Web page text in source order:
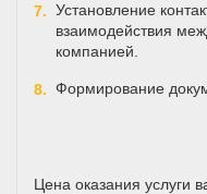
Установление
взаимодействия
компанией.
Формирование
Цена оказания услуги